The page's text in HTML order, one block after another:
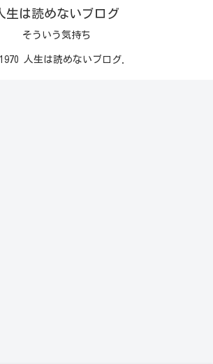
生は読めないブログ
そういう気持ち
人生は読めないブログ.